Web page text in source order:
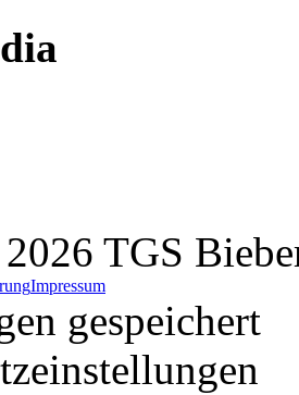
TGS
Impressum
gespeichert